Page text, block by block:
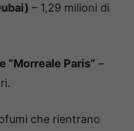
– 1,29 milioni di
“Morreale Paris” –
che rientrano